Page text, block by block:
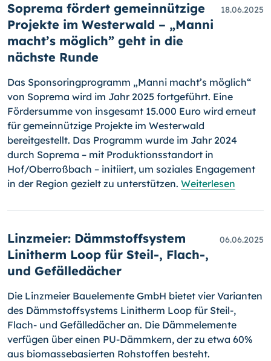
Soprema fördert gemeinnützige
Projekte im Westerwald – „Manni
macht’s möglich” geht in die
nächste Runde
18.06.2025
Das Sponsoringprogramm „Manni macht’s möglich“
von Soprema wird im Jahr 2025 fortgeführt. Eine
Fördersumme von insgesamt 15.000 Euro wird erneut
für gemeinnützige Projekte im Westerwald
bereitgestellt. Das Programm wurde im Jahr 2024
durch Soprema – mit Produktionsstandort in
Hof/Oberroßbach – initiiert, um soziales Engagement
in der Region gezielt zu unterstützen. Weiterlesen
Linzmeier: Dämmstoffsystem
Linitherm Loop für Steil-, Flach-,
und Gefälledächer
06.06.2025
Die Linzmeier Bauelemente GmbH bietet vier Varianten
des Dämmstoffsystems Linitherm Loop für Steil-,
Flach- und Gefälledächer an. Die Dämmelemente
verfügen über einen PU-Dämmkern, der zu etwa 60%
aus biomassebasierten Rohstoffen besteht.